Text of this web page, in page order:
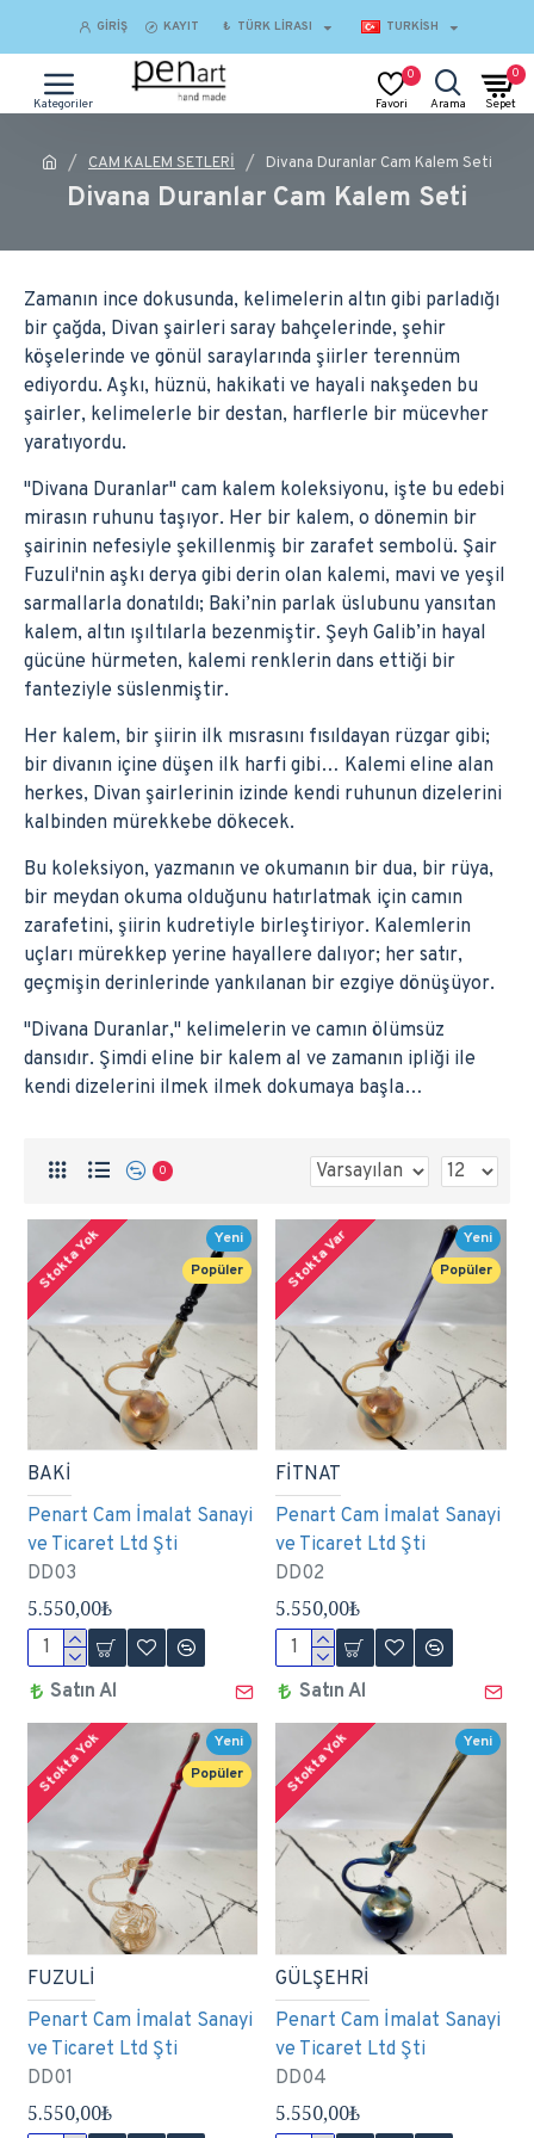
GIRIŞ KAYIT ₺ TÜRK LIRASI TURKISH
0 0
CAM KALEM SETLERİ Divana Duranlar Cam Kalem Seti
Divana Duranlar Cam Kalem Seti
Zamanın ince dokusunda, kelimelerin altın gibi parladığı
bir çağda, Divan şairleri saray bahçelerinde, şehir
köşelerinde ve gönül saraylarında şiirler terennüm
ediyordu. Aşkı, hüznü, hakikati ve hayali nakşeden bu
şairler, kelimelerle bir destan, harflerle bir mücevher
yaratıyordu.
"Divana Duranlar" cam kalem koleksiyonu, işte bu edebi
mirasın ruhunu taşıyor. Her bir kalem, o dönemin bir
şairinin nefesiyle şekillenmiş bir zarafet sembolü. Şair
Fuzuli'nin aşkı derya gibi derin olan kalemi, mavi ve yeşil
sarmallarla donatıldı; Baki’nin parlak üslubunu yansıtan
kalem, altın ışıltılarla bezenmiştir. Şeyh Galib’in hayal
gücüne hürmeten, kalemi renklerin dans ettiği bir
fanteziyle süslenmiştir.
Her kalem, bir şiirin ilk mısrasını fısıldayan rüzgar gibi;
bir divanın içine düşen ilk harfi gibi… Kalemi eline alan
herkes, Divan şairlerinin izinde kendi ruhunun dizelerini
kalbinden mürekkebe dökecek.
Bu koleksiyon, yazmanın ve okumanın bir dua, bir rüya,
bir meydan okuma olduğunu hatırlatmak için camın
zarafetini, şiirin kudretiyle birleştiriyor. Kalemlerin
uçları mürekkep yerine hayallere dalıyor; her satır,
geçmişin derinlerinde yankılanan bir ezgiye dönüşüyor.
"Divana Duranlar," kelimelerin ve camın ölümsüz
dansıdır. Şimdi eline bir kalem al ve zamanın ipliği ile
kendi dizelerini ilmek ilmek dokumaya başla…
0
Yeni
Popüler
Stokta Yok
Penart Cam İmalat Sanayi
ve Ticaret Ltd Şti
DD03
BAKİ
5.550,00₺
Satın Al
Yeni
Popüler
Stokta Var
Penart Cam İmalat Sanayi
ve Ticaret Ltd Şti
DD02
FİTNAT
5.550,00₺
Satın Al
Yeni
Popüler
Stokta Yok
Penart Cam İmalat Sanayi
ve Ticaret Ltd Şti
DD01
FUZULİ
5.550,00₺
Yeni
Stokta Yok
Penart Cam İmalat Sanayi
ve Ticaret Ltd Şti
DD04
GÜLŞEHRİ
5.550,00₺